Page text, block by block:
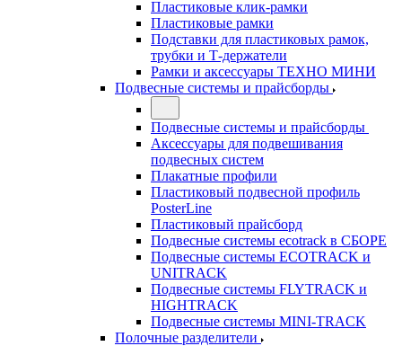
Пластиковые клик-рамки
Пластиковые рамки
Подставки для пластиковых рамок,
трубки и Т-держатели
Рамки и аксессуары ТЕХНО МИНИ
Подвесные системы и прайсборды
Подвесные системы и прайсборды
Аксессуары для подвешивания
подвесных систем
Плакатные профили
Пластиковый подвесной профиль
PosterLine
Пластиковый прайсборд
Подвесные системы ecotrack в СБОРЕ
Подвесные системы ECOTRACK и
UNITRACK
Подвесные системы FLYTRACK и
HIGHTRACK
Подвесные системы MINI-TRACK
Полочные разделители